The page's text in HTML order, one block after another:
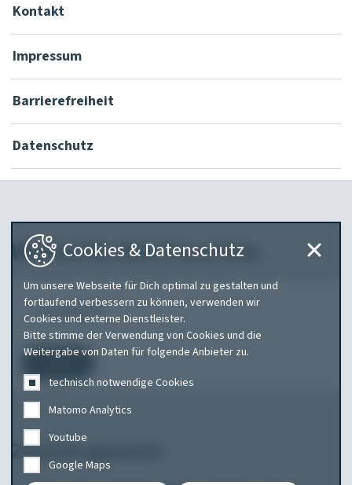
Kontakt
Impressum
Barrierefreiheit
Datenschutz
Webseite durchsuchen
Was
suchen
Sie?
Suchen
Zuletzt gesucht
Cookies & Datenschutz
Um unsere Webseite für Dich optimal zu gestalten und
fortlaufend verbessern zu können, verwenden wir
Cookies und externe Dienstleister.
Bitte stimme der Verwendung von Cookies und die
Weitergabe von Daten für folgende Anbieter zu.
technisch notwendige Cookies
Matomo Analytics
Youtube
Google Maps